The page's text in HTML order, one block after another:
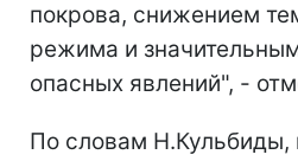
покрова, снижением
режима и
опасных явлений", -
По словам Н.Кульбиды,